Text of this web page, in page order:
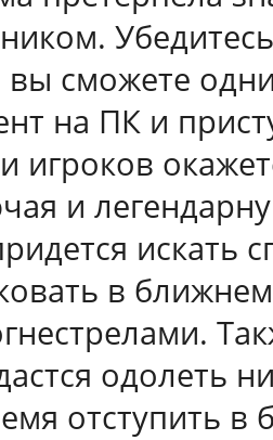
вы сможете
на ПК и
игроков
и
искать
в
одолеть
отступить в